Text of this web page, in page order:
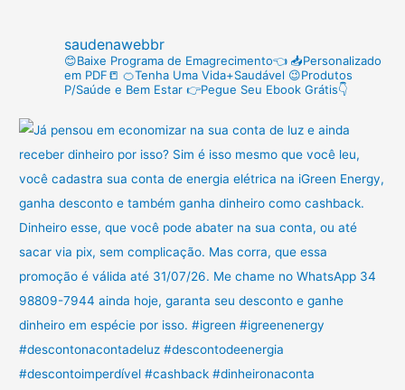
:
saudenawebbr
😊Baixe Programa de Emagrecimento👈 📥Personalizado
em PDF📒 🍊Tenha Uma Vida+Saudável 😉Produtos
P/Saúde e Bem Estar 👉Pegue Seu Ebook Grátis👇